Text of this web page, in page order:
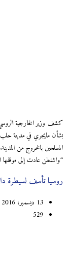
كشف وزير الخارجية
بشأن مايجري في مدينة
المسلحين بالخروج من
“واشنطن عادت إلى موقفها
روسيا تأسف لسيطرة
13 ديسمبر، 2016
529